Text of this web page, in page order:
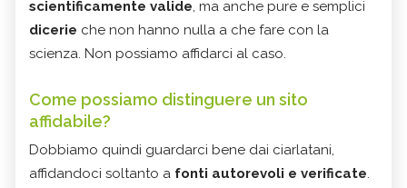
scientificamente valide, ma anche pure e semplici
dicerie che non hanno nulla a che fare con la
scienza. Non possiamo affidarci al caso.
Come possiamo distinguere un sito
affidabile?
Dobbiamo quindi guardarci bene dai ciarlatani,
affidandoci soltanto a fonti autorevoli e verificate.